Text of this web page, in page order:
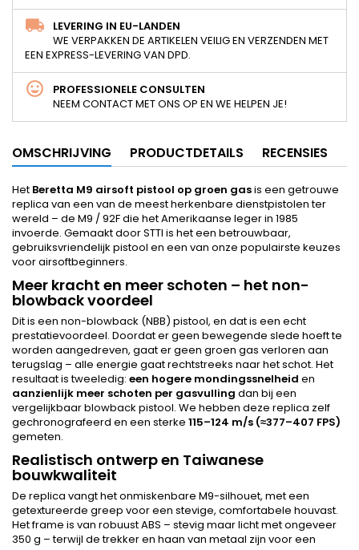
LEVERING IN EU-LANDEN
WE VERPAKKEN DE ARTIKELEN VEILIG EN VERZENDEN MET
EEN EXPRESS-LEVERING VAN DPD.
PROFESSIONELE CONSULTEN
NEEM CONTACT MET ONS OP EN WE HELPEN JE!
OMSCHRIJVING PRODUCTDETAILS RECENSIES
Het Beretta M9 airsoft pistool op groen gasis een getrouwe
replica van een van de meest herkenbare dienstpistolen ter
wereld – de M9 / 92F die het Amerikaanse leger in 1985
invoerde. Gemaakt door STTI is het een betrouwbaar,
gebruiksvriendelijk pistool en een van onze populairste keuzes
voor airsoftbeginners.
Meer kracht en meer schoten – het non-
blowback voordeel
Dit is een non-blowback (NBB) pistool, en dat is een echt
prestatievoordeel. Doordat er geen bewegende slede hoeft te
worden aangedreven, gaat er geen groen gas verloren aan
terugslag – alle energie gaat rechtstreeks naar het schot. Het
resultaat is tweeledig: een hogere mondingssnelheid en
aanzienlijk meer schoten per gasvulling dan bij een
vergelijkbaar blowback pistool. We hebben deze replica zelf
gechronografeerd en een sterke 115–124 m/s (≈377–407 FPS)
gemeten.
Realistisch ontwerp en Taiwanese
bouwkwaliteit
De replica vangt het onmiskenbare M9-silhouet, met een
getextureerde greep voor een stevige, comfortabele houvast.
Het frame is van robuust ABS – stevig maar licht met ongeveer
350 g – terwijl de trekker en haan van metaal zijn voor een